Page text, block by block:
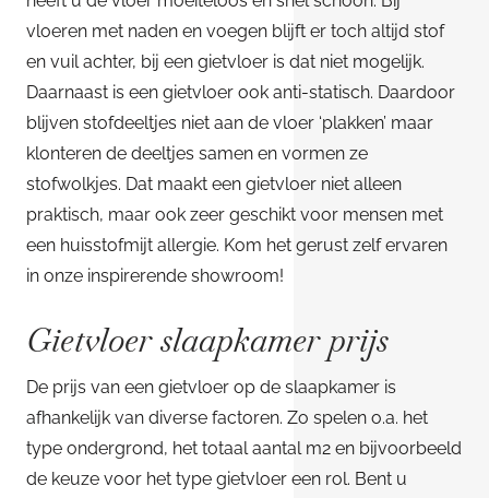
vloeren met naden en voegen blijft er toch altijd stof
en vuil achter, bij een gietvloer is dat niet mogelijk.
Daarnaast is een gietvloer ook anti-statisch. Daardoor
blijven stofdeeltjes niet aan de vloer ‘plakken’ maar
klonteren de deeltjes samen en vormen ze
stofwolkjes. Dat maakt een gietvloer niet alleen
praktisch, maar ook zeer geschikt voor mensen met
een huisstofmijt allergie. Kom het gerust zelf ervaren
in onze inspirerende showroom!
Gietvloer slaapkamer prijs
De prijs van een gietvloer op de slaapkamer is
afhankelijk van diverse factoren. Zo spelen o.a. het
type ondergrond, het totaal aantal m2 en bijvoorbeeld
de keuze voor het type gietvloer een rol. Bent u